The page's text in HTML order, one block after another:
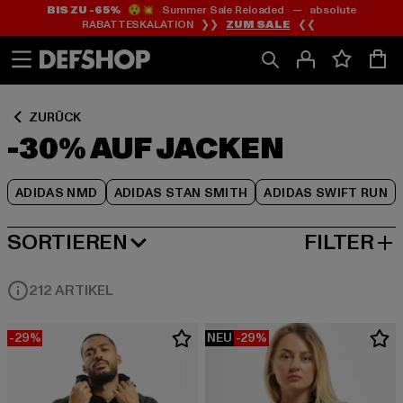
Zum
Inhalt
springen
Zum
Fußzeile
springen
BIS ZU -65%😲💥 Summer Sale Reloaded — absolute
RABATTESKALATION ❯❯ ZUM SALE ❮❮
ZURÜCK
-30% AUF JACKEN
ADIDAS NMD ADIDAS STAN SMITH ADIDAS SWIFT RUN
Zum
Produktraster
springen
SORTIEREN
BELIEBTESTE FILTER
212 ARTIKEL
-29% NEU -29%